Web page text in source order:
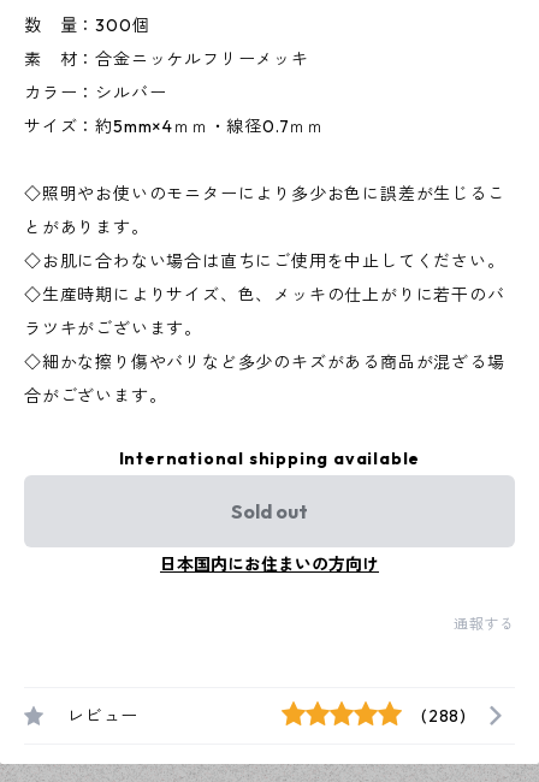
数 量：300個
素 材：合金ニッケルフリーメッキ
カラー：シルバー
サイズ：約5mm×4ｍｍ・線径0.7ｍｍ
◇照明やお使いのモニターにより多少お色に誤差が生じるこ
とがあります。
◇お肌に合わない場合は直ちにご使用を中止してください。
◇生産時期によりサイズ、色、メッキの仕上がりに若干のバ
ラツキがございます。
◇細かな擦り傷やバリなど多少のキズがある商品が混ざる場
合がございます。
International shipping available
Sold out
日本国内にお住まいの方向け
通報する
レビュー (288)